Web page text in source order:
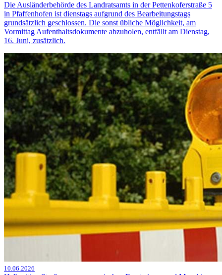
Die Ausländerbehörde des Landratsamts in der Pettenkoferstraße 5
in Pfaffenhofen ist dienstags aufgrund des Bearbeitungstags
grundsätzlich geschlossen. Die sonst übliche Möglichkeit, am
Vormittag Aufenthaltsdokumente abzuholen, entfällt am Dienstag,
16. Juni, zusätzlich.
10.06.2026